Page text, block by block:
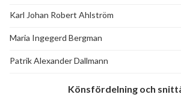
Karl Johan Robert Ahlström
Maria Ingegerd Bergman
Patrik Alexander Dallmann
Könsfördelning och